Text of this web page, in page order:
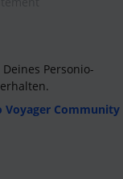
Personio-
Voyager Community